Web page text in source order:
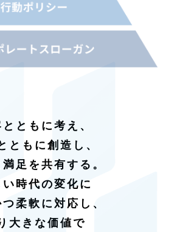
ともに考え、
ともに創造し、
足を共有する。
い時代の変化に
柔軟に対応し、
大きな価値で